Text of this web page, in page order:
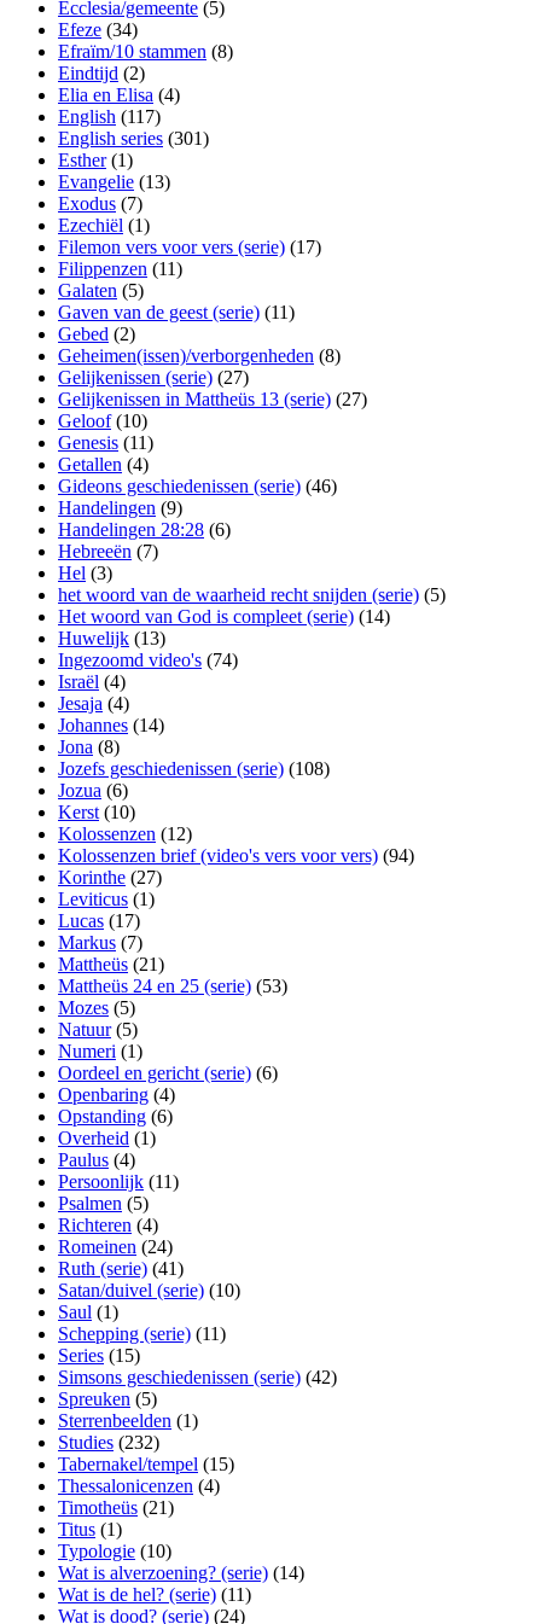
Ecclesia/gemeente (5)
Efeze (34)
Efraïm/10 stammen (8)
Eindtijd (2)
Elia en Elisa (4)
English (117)
English series (301)
Esther(1)
Evangelie (13)
Exodus (7)
Ezechiël (1)
Filemon vers voor vers (serie) (17)
Filippenzen (11)
Galaten (5)
Gaven van de geest (serie) (11)
Gebed (2)
Geheimen(issen)/verborgenheden (8)
Gelijkenissen (serie) (27)
Gelijkenissen in Mattheüs 13 (serie) (27)
Geloof(10)
Genesis (11)
Getallen (4)
Gideons geschiedenissen (serie) (46)
Handelingen (9)
Handelingen 28:28 (6)
Hebreeën (7)
Hel (3)
het woord van de waarheid recht snijden (serie) (5)
Het woord van God is compleet (serie) (14)
Huwelijk (13)
Ingezoomd video's (74)
Israël (4)
Jesaja (4)
Johannes (14)
Jona (8)
Jozefs geschiedenissen (serie) (108)
Jozua (6)
Kerst(10)
Kolossenzen (12)
Kolossenzen brief (video's vers voor vers) (94)
Korinthe (27)
Leviticus (1)
Lucas (17)
Markus (7)
Mattheüs (21)
Mattheüs 24 en 25 (serie) (53)
Mozes (5)
Natuur(5)
Numeri (1)
Oordeel en gericht (serie) (6)
Openbaring (4)
Opstanding (6)
Overheid (1)
Paulus (4)
Persoonlijk (11)
Psalmen (5)
Richteren (4)
Romeinen (24)
Ruth (serie) (41)
Satan/duivel (serie) (10)
Saul (1)
Schepping (serie) (11)
Series (15)
Simsons geschiedenissen (serie) (42)
Spreuken (5)
Sterrenbeelden (1)
Studies (232)
Tabernakel/tempel (15)
Thessalonicenzen (4)
Timotheüs (21)
Titus (1)
Typologie (10)
Wat is alverzoening? (serie) (14)
Wat is de hel? (serie) (11)
Wat is dood? (serie) (24)